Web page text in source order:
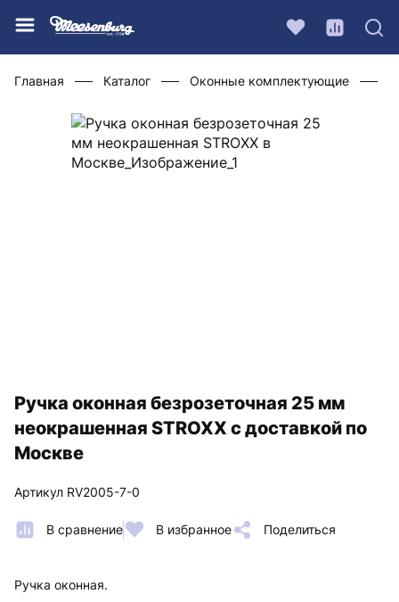
Главная Каталог Оконные комплектующие
Ручка оконная безрозеточная 25 мм
неокрашенная STROXX с доставкой по
Москве
Артикул RV2005-7-0
В сравнение В избранное Поделиться
Ручка оконная.